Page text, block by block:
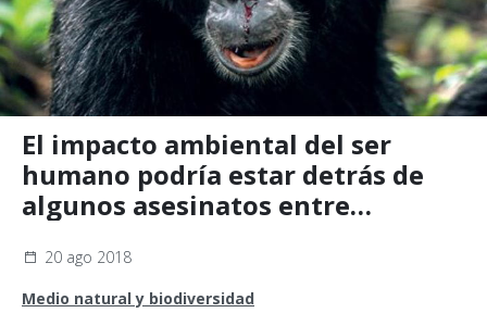
El impacto ambiental del ser
humano podría estar detrás de
algunos asesinatos entre
20 ago 2018
Medio natural y biodiversidad